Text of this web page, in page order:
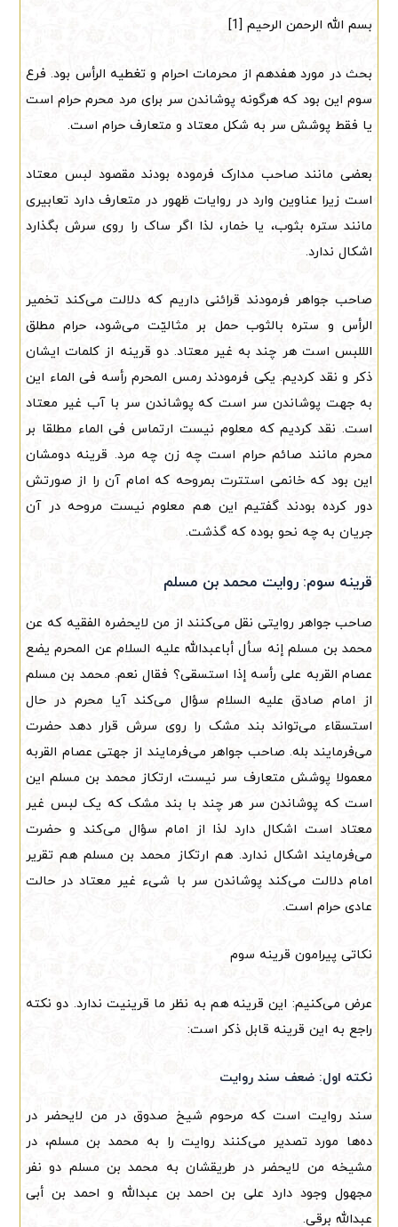
بسم الله الرحمن الرحیم [1]
بحث در مورد هفدهم از محرمات احرام و تغطیه الرأس بود. فرع
سوم این بود که هرگونه پوشاندن سر برای مرد محرم حرام است
یا فقط پوشش سر به شکل معتاد و متعارف حرام است.
بعضی مانند صاحب مدارک فرموده بودند مقصود لبس معتاد
است زیرا عناوین وارد در روایات ظهور در متعارف دارد تعابیری
مانند ستره بثوب، یا خمار، لذا اگر ساک را روی سرش بگذارد
اشکال ندارد.
صاحب جواهر فرمودند قرائنی داریم که دلالت می‌کند تخمیر
الرأس و ستره بالثوب حمل بر مثالیّت می‌شود، حرام مطلق
الللبس است هر چند به غیر معتاد. دو قرینه از کلمات ایشان
ذکر و نقد کردیم. یکی فرمودند رمس المحرم رأسه فی الماء این
به جهت پوشاندن سر است که پوشاندن سر با آب غیر معتاد
است. نقد کردیم که معلوم نیست ارتماس فی الماء مطلقا بر
محرم مانند صائم حرام است چه زن چه مرد. قرینه دومشان
این بود که خانمی استترت بمروحه که امام آن را از صورتش
دور کرده بودند گفتیم این هم معلوم نیست مروحه در آن
جریان به چه نحو بوده که گذشت.
قرینه سوم: روایت محمد بن مسلم
صاحب جواهر روایتی نقل می‌کنند از من لایحضره الفقیه که عن
محمد بن مسلم إنه سأل أباعبدالله علیه السلام عن المحرم یضع
عصام القربه علی رأسه إذا استسقی؟ فقال نعم. محمد بن مسلم
از امام صادق علیه السلام سؤال می‌کند آیا محرم در حال
استسقاء می‌تواند بند مشک را روی سرش قرار دهد حضرت
می‌فرمایند بله. صاحب جواهر می‌فرمایند از جهتی عصام القربه
معمولا پوشش متعارف سر نیست، ارتکاز محمد بن مسلم این
است که پوشاندن سر هر چند با بند مشک که یک لبس غیر
معتاد است اشکال دارد لذا از امام سؤال می‌کند و حضرت
می‌فرمایند اشکال ندارد. هم ارتکاز محمد بن مسلم هم تقریر
امام دلالت می‌کند پوشاندن سر با شیء غیر معتاد در حالت
عادی حرام است.
نکاتی پیرامون قرینه سوم
عرض می‌کنیم: این قرینه هم به نظر ما قرینیت ندارد. دو نکته
راجع به این قرینه قابل ذکر است:
نکته اول: ضعف سند روایت
سند روایت است که مرحوم شیخ صدوق در من لایحضر در
ده‌ها مورد تصدیر می‌کنند روایت را به محمد بن مسلم، در
مشیخه من لایحضر در طریقشان به محمد بن مسلم دو نفر
مجهول وجود دارد علی بن احمد بن عبدالله و احمد بن أبی
عبدالله برقی.